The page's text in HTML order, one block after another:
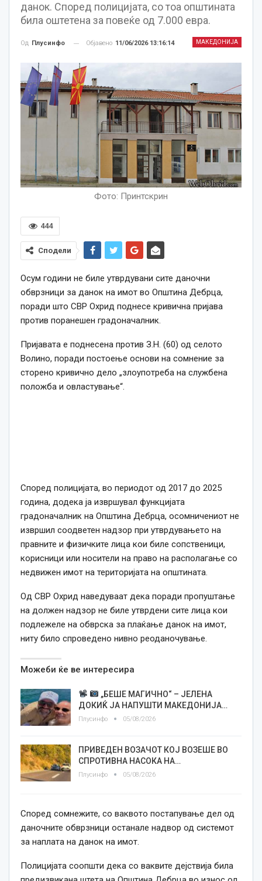
данок. Според полицијата, со тоа општината
била оштетена за повеќе од 7.000 евра.
МАКЕДОНИЈА
Од Плусинфо Објавено 11/06/2026 13:16:14
Фото: Принтскрин
444
Сподели
Осум години не биле утврдувани сите даночни
обврзници за данок на имот во Општина Дебрца,
поради што СВР Охрид поднесе кривична пријава
против поранешен градоначалник.
Пријавата е поднесена против З.Н. (60) од селото
Волино, поради постоење основи на сомнение за
сторено кривично дело „злоупотреба на службена
положба и овластување“.
Според полицијата, во периодот од 2017 до 2025
година, додека ја извршувал функцијата
градоначалник на Општина Дебрца, осомничениот не
извршил соодветен надзор при утврдувањето на
правните и физичките лица кои биле сопственици,
корисници или носители на право на располагање со
недвижен имот на територијата на општината.
Од СВР Охрид наведуваат дека поради пропуштање
на должен надзор не биле утврдени сите лица кои
подлежеле на обврска за плаќање данок на имот,
ниту било спроведено нивно реоданочување.
Можеби ќе ве интересира
„БЕШЕ МАГИЧНО“ – ЈЕЛЕНА
ДОКИЌ ЈА НАПУШТИ МАКЕДОНИЈА…
Плусинфо 05/08/2026
ПРИВЕДЕН ВОЗАЧОТ КОЈ ВОЗЕШЕ ВО
СПРОТИВНА НАСОКА НА…
Плусинфо 05/08/2026
Според сомнежите, со ваквото постапување дел од
даночните обврзници останале надвор од системот
за наплата на данок на имот.
Полицијата соопшти дека со ваквите дејствија била